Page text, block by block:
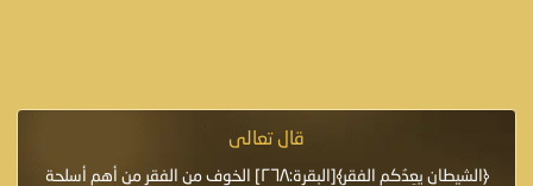
قال تعالى
﴿الشيطان يعِدُكم الفقر﴾[البقرة:٢٦٨] الخوف من الفقر من أهم أسلحة